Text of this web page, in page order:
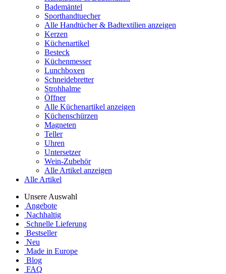
Bademäntel
Sporthandtuecher
Alle Handtücher & Badtextilien anzeigen
Kerzen
Küchenartikel
Besteck
Küchenmesser
Lunchboxen
Schneidebretter
Strohhalme
Öffner
Alle Küchenartikel anzeigen
Küchenschürzen
Magneten
Teller
Uhren
Untersetzer
Wein-Zubehör
Alle Artikel anzeigen
Alle Artikel
Unsere Auswahl
Angebote
Nachhaltig
Schnelle Lieferung
Bestseller
Neu
Made in Europe
Blog
FAQ